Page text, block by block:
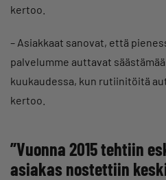
kertoo.
– Asiakkaat sanovat, että
palvelumme auttavat
kuukaudessa, kun rutiinitöitä
kertoo.
”Vuonna 2015 tehtiin
asiakas nostettiin